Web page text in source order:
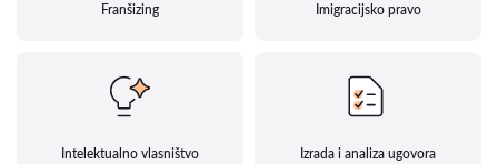
Franšizing Imigracijsko pravo
Intelektualno vlasništvo Izrada i analiza ugovora